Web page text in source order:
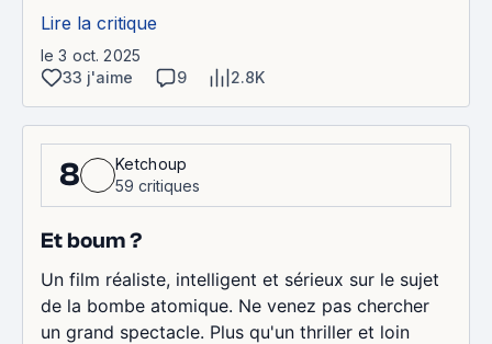
Lire la critique
le 3 oct. 2025
33 j'aime
9 2.8K
8
Ketchoup
59 critiques
Et boum ?
Un film réaliste, intelligent et sérieux sur le sujet
de la bombe atomique. Ne venez pas chercher
un grand spectacle. Plus qu'un thriller et loin